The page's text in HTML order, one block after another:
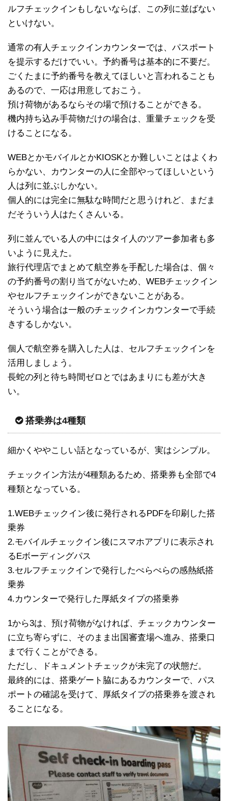
ルフチェックインもしないならば、この列に並ばない
といけない。
通常の有人チェックインカウンターでは、パスポート
を提示するだけでいい。予約番号は基本的に不要だ。
ごくたまに予約番号を教えてほしいと言われることも
あるので、一応は用意しておこう。
預け荷物があるならその場で預けることができる。
機内持ち込み手荷物だけの場合は、重量チェックを受
けることになる。
WEBとかモバイルとかKIOSKとか難しいことはよくわ
らかない、カウンターの人に全部やってほしいという
人は列に並ぶしかない。
個人的には完全に無駄な時間だと思うけれど、まだま
だそういう人はたくさんいる。
列に並んでいる人の中にはタイ人のツアー参加者も多
いように見えた。
旅行代理店でまとめて航空券を手配した場合は、個々
の予約番号の割り当てがないため、WEBチェックイン
やセルフチェックインができないことがある。
そういう場合は一般のチェックインカウンターで手続
きするしかない。
個人で航空券を購入した人は、セルフチェックインを
活用しましょう。
長蛇の列と待ち時間ゼロとではあまりにも差が大き
い。
搭乗券は4種類
細かくややこしい話となっているが、実はシンプル。
チェックイン方法が4種類あるため、搭乗券も全部で4
種類となっている。
1.WEBチェックイン後に発行されるPDFを印刷した搭
乗券
2.モバイルチェックイン後にスマホアプリに表示され
るEボーディングパス
3.セルフチェックインで発行したぺらぺらの感熱紙搭
乗券
4.カウンターで発行した厚紙タイプの搭乗券
1から3は、預け荷物がなければ、チェックカウンター
に立ち寄らずに、そのまま出国審査場へ進み、搭乗口
まで行くことができる。
ただし、ドキュメントチェックが未完了の状態だ。
最終的には、搭乗ゲート脇にあるカウンターで、パス
ポートの確認を受けて、厚紙タイプの搭乗券を渡され
ることになる。